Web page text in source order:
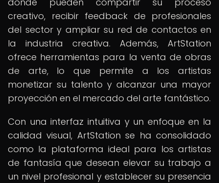
creativo, recibir feedback de profesionales
del sector y ampliar su red de contactos en
la industria creativa. Además, ArtStation
ofrece herramientas para la venta de obras
de arte, lo que permite a los artistas
monetizar su talento y alcanzar una mayor
proyección en el mercado del arte fantástico.
Con una interfaz intuitiva y un enfoque en la
calidad visual, ArtStation se ha consolidado
como la plataforma ideal para los artistas
de fantasía que desean elevar su trabajo a
un nivel profesional y establecer su presencia